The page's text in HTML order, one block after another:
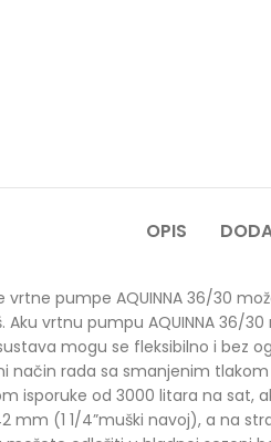
OPIS
vrtne pumpe AQUINNA 36/30
vrtnu pumpu AQUINNA 36/
mogu se fleksibilno i bez
način rada sa smanjenim
isporuke od 3000 litara na sat,
mm (1 1/4”muški navoj), a na